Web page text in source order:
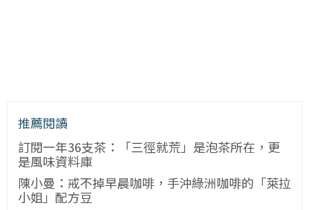
推薦閱讀
訂閱一年36支茶：「三徑就荒」是泡茶所在，更
是風味資料庫
陳小曼：戒不掉早晨咖啡，手沖綠洲咖啡的「萊拉
小姐」配方豆